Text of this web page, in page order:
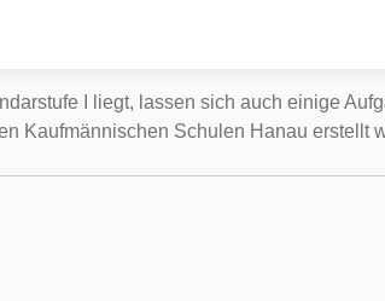
I liegt, lassen sich auch einige
Kaufmännischen Schulen Hanau erstellt